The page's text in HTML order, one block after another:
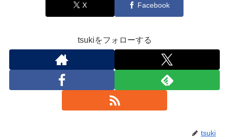
X Facebook
tsukiをフォローする
tsuki